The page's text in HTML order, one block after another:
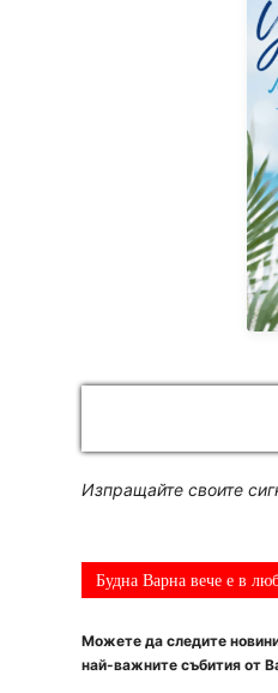
Изпращайте своите
Будна Варна вече е в
Можете да следите
най-важните събития от